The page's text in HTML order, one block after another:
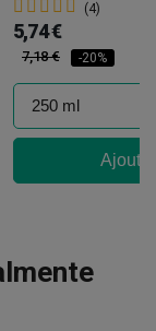
(4)
5,74 €
7,18 € -20%